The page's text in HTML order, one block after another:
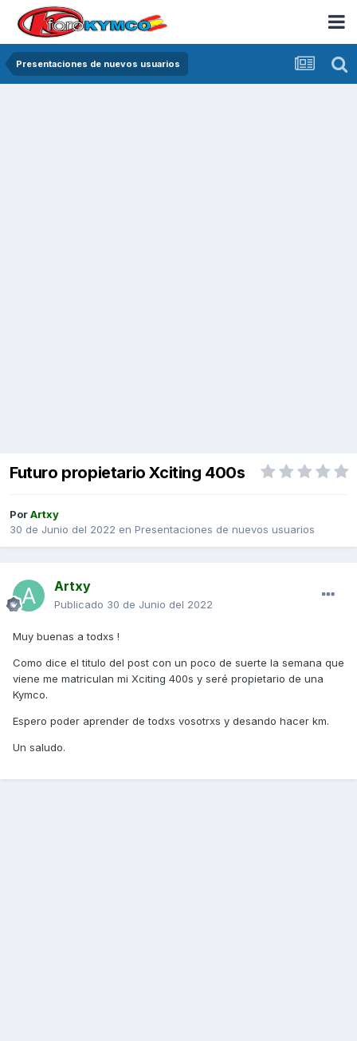
Presentaciones de nuevos usuarios
Futuro propietario Xciting 400s
PorArtxy
30 de Junio del 2022 en Presentaciones de nuevos usuarios
Artxy
Publicado 30 de Junio del 2022
Muy buenas a todxs !
Como dice el titulo del post con un poco de suerte la semana que
viene me matriculan mi Xciting 400s y seré propietario de una
Kymco.
Espero poder aprender de todxs vosotrxs y desando hacer km.
Un saludo.